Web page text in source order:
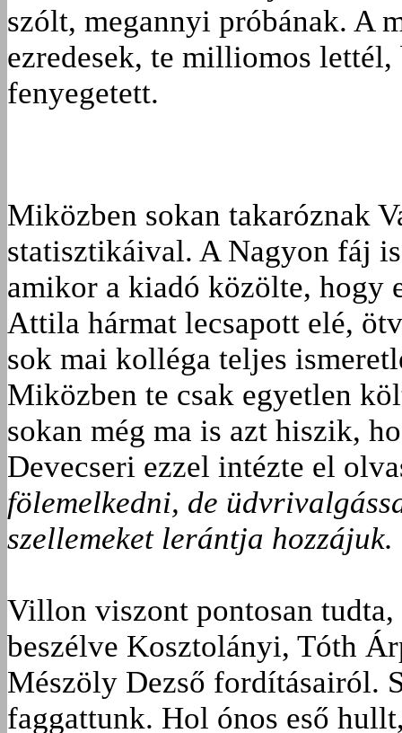
szólt, megannyi próbának. A
ezredesek, te milliomos lettél,
fenyegetett.
Miközben sokan takaróznak
statisztikáival. A Nagyon fáj
amikor a kiadó közölte, hogy
Attila hármat lecsapott elé,
sok mai kolléga teljes
Miközben te csak egyetlen
sokan még ma is azt hiszik,
Devecseri ezzel intézte el
fölemelkedni, de
szellemeket lerántja hozzájuk.
Villon viszont pontosan
beszélve Kosztolányi, Tóth
Mészöly Dezső fordításairól.
faggattunk. Hol ónos eső